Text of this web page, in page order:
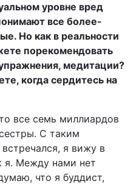
уровне вред
все более-
Но как в реальности
порекомендовать
медитации?
когда сердитесь на
все семь миллиардов
С таким
я вижу в
я. Между нами нет
что я буддист,